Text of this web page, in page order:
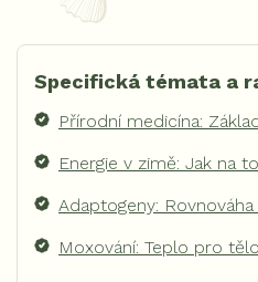
Specifická témata a
Přírodní medicína:
Energie v zimě: Jak na
Adaptogeny:
Moxování: Teplo pro tělo